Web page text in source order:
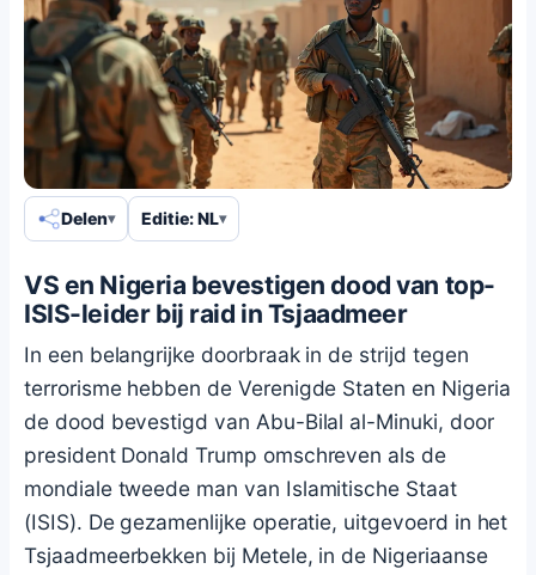
Delen Editie: NL
VS en Nigeria bevestigen dood van top-
ISIS-leider bij raid in Tsjaadmeer
In een belangrijke doorbraak in de strijd tegen
terrorisme hebben de Verenigde Staten en Nigeria
de dood bevestigd van Abu-Bilal al-Minuki, door
president Donald Trump omschreven als de
mondiale tweede man van Islamitische Staat
(ISIS). De gezamenlijke operatie, uitgevoerd in het
Tsjaadmeerbekken bij Metele, in de Nigeriaanse